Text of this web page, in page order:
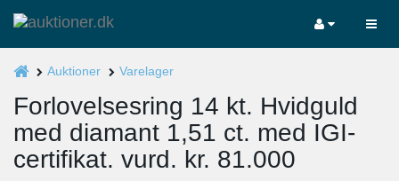
Auktioner Varelager
Forlovelsesring 14 kt. Hvidguld
med diamant 1,51 ct. med IGI-
certifikat. vurd. kr. 81.000